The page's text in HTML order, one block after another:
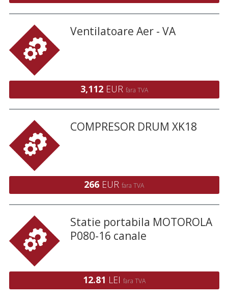
Ventilatoare Aer - VA
3,112 EUR fara TVA
COMPRESOR DRUM XK18
266 EUR fara TVA
Statie portabila MOTOROLA
P080-16 canale
12.81 LEI fara TVA